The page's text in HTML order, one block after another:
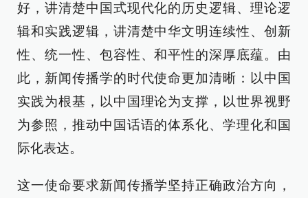
好，讲清楚中国式现代化的历史逻辑、理论逻
辑和实践逻辑，讲清楚中华文明连续性、创新
性、统一性、包容性、和平性的深厚底蕴。由
此，新闻传播学的时代使命更加清晰：以中国
实践为根基，以中国理论为支撑，以世界视野
为参照，推动中国话语的体系化、学理化和国
际化表达。
这一使命要求新闻传播学坚持正确政治方向，